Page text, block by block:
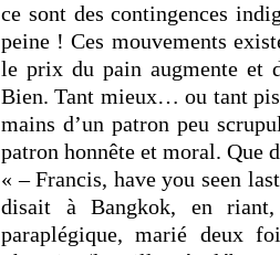
ce sont des contingences
peine ! Ces mouvements
le prix du pain augmente et
Bien. Tant mieux… ou tant
mains d’un patron peu
patron honnête et moral. Que
« – Francis, have you seen
disait à Bangkok, en
paraplégique, marié deux